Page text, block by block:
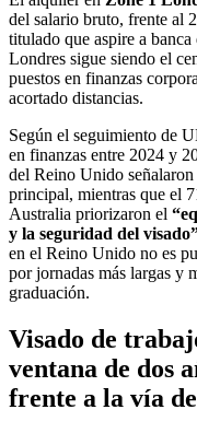
del salario bruto, frente al
titulado que aspire a
Londres sigue siendo el
puestos en finanzas
acortado distancias.
Según el seguimiento de
en finanzas entre 2024 y
del Reino Unido señalaron
principal, mientras que el
Australia priorizaron el
y la seguridad del
en el Reino Unido no es
por jornadas más largas y
graduación.
Visado de
ventana de dos
frente a la vía